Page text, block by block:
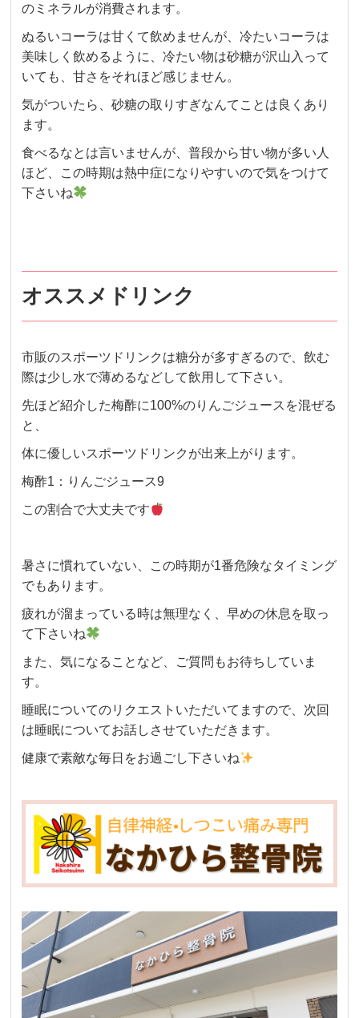
のミネラルが消費されます。
ぬるいコーラは甘くて飲めませんが、冷たいコーラは
美味しく飲めるように、冷たい物は砂糖が沢山入って
いても、甘さをそれほど感じません。
気がついたら、砂糖の取りすぎなんてことは良くあり
ます。
食べるなとは言いませんが、普段から甘い物が多い人
ほど、この時期は熱中症になりやすいので気をつけて
下さいね
オススメドリンク
市販のスポーツドリンクは糖分が多すぎるので、飲む
際は少し水で薄めるなどして飲用して下さい。
先ほど紹介した梅酢に100%のりんごジュースを混ぜる
と、
体に優しいスポーツドリンクが出来上がります。
梅酢1：りんごジュース9
この割合で大丈夫です
暑さに慣れていない、この時期が1番危険なタイミング
でもあります。
疲れが溜まっている時は無理なく、早めの休息を取っ
て下さいね
また、気になることなど、ご質問もお待ちしていま
す。
睡眠についてのリクエストいただいてますので、次回
は睡眠についてお話しさせていただきます。
健康で素敵な毎日をお過ごし下さいね